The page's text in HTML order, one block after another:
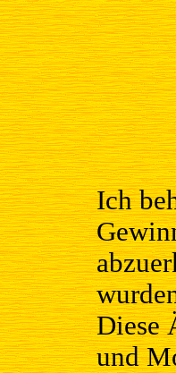
Ich
Diese
und